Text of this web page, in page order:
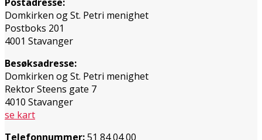
Domkirken og St. Petri menighet
Postboks 201
4001 Stavanger
Besøksadresse:
Domkirken og St. Petri menighet
Rektor Steens gate 7
4010 Stavanger
se kart
Telefonnummer:51 84 04 00